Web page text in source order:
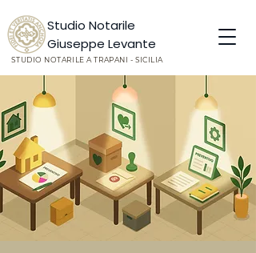
STUDIO NOTARILE A TRAPANI - SICILIA
Studio Notarile
Giuseppe Levante